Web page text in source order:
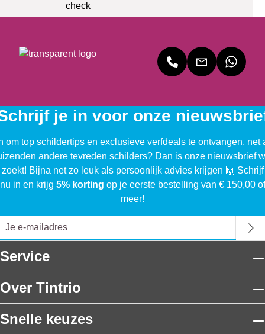
je in voor onze
om top schildertips en exclusieve verfdeals te ontvangen, net
andere tevreden schilders? Dan is onze nieuwsbrief
Bijna net zo leuk als persoonlijk advies krijgen 🙌
nu in en krijg 5% korting op je eerste bestelling van € 150,00 of
meer!
Service
Over Tintrio
Snelle keuzes